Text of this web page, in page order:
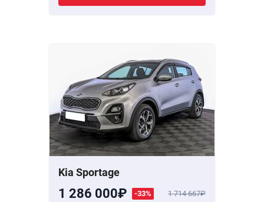
Kia Sportage
1 286 000 -33% 1 714 667